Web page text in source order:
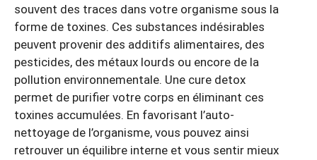
souvent des traces dans votre organisme sous la
forme de toxines. Ces substances indésirables
peuvent provenir des additifs alimentaires, des
pesticides, des métaux lourds ou encore de la
pollution environnementale. Une cure detox
permet de purifier votre corps en éliminant ces
toxines accumulées. En favorisant l’auto-
nettoyage de l’organisme, vous pouvez ainsi
retrouver un équilibre interne et vous sentir mieux